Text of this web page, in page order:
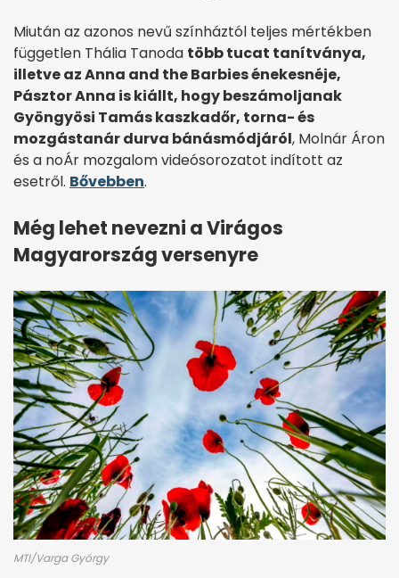
Miután az azonos nevű színháztól teljes mértékben
független Thália Tanoda több tucat tanítványa,
illetve az Anna and the Barbies énekesnéje,
Pásztor Anna is kiállt, hogy beszámoljanak
Gyöngyösi Tamás kaszkadőr, torna- és
mozgástanár durva bánásmódjáról, Molnár Áron
és a noÁr mozgalom videósorozatot indított az
esetről. Bővebben.
Még lehet nevezni a Virágos
Magyarország versenyre
MTI/Varga György